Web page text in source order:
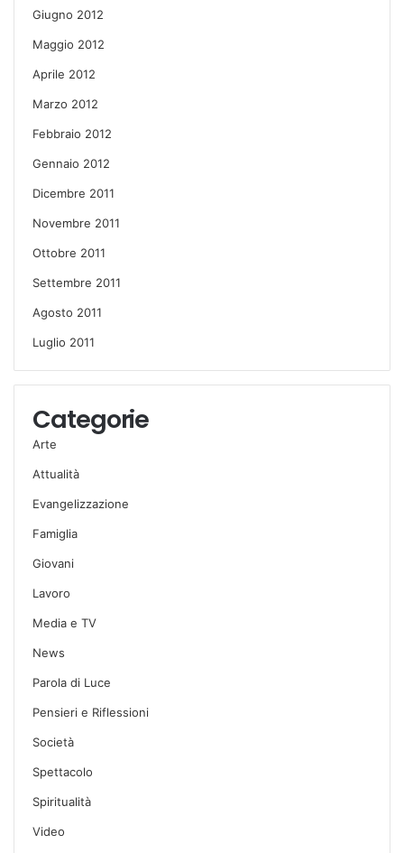
Giugno 2012
Maggio 2012
Aprile 2012
Marzo 2012
Febbraio 2012
Gennaio 2012
Dicembre 2011
Novembre 2011
Ottobre 2011
Settembre 2011
Agosto 2011
Luglio 2011
Categorie
Arte
Attualità
Evangelizzazione
Famiglia
Giovani
Lavoro
Media e TV
News
Parola di Luce
Pensieri e Riflessioni
Società
Spettacolo
Spiritualità
Video